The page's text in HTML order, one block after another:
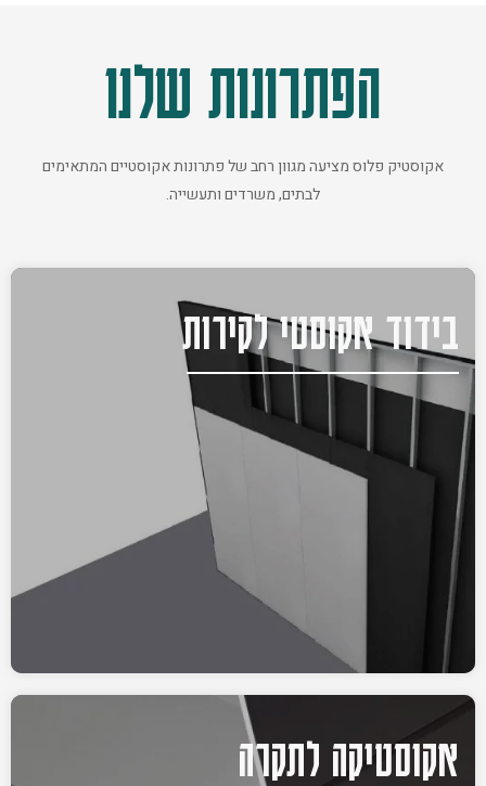
הפתרונות שלנו
אקוסטיק פלוס מציעה מגוון רחב של פתרונות אקוסטיים המתאימים
לבתים, משרדים ותעשייה.
בידוד אקוסטי לקירות
אקוסטיקה לתקרה